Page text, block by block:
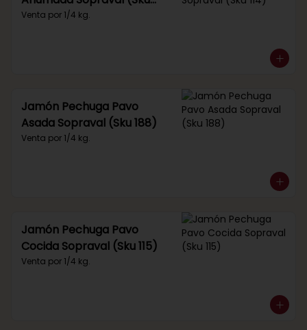
114)
Venta por 1/4 kg.
Jamón Pechuga Pavo
Asada Sopraval (Sku 188)
Venta por 1/4 kg.
Jamón Pechuga Pavo
Cocida Sopraval (Sku 115)
Venta por 1/4 kg.